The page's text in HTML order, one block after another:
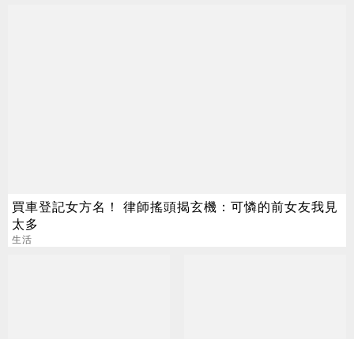
買車登記女方名！ 律師搖頭揭玄機：可憐的前女友我見
太多
生活